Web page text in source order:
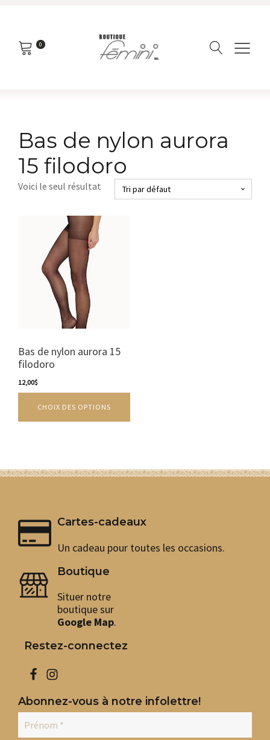
0
Bas de nylon aurora
15 filodoro
Voici le seul résultat
Bas de nylon aurora 15
filodoro
12,00$
CHOIX DES OPTIONS
plusieurs
variations.
sur
la
du
Cartes-cadeaux
Un cadeau pour toutes les occasions.
Boutique
Situer notre
boutique sur
Google Map.
Restez-connectez
Abonnez-vous à notre infolettre!